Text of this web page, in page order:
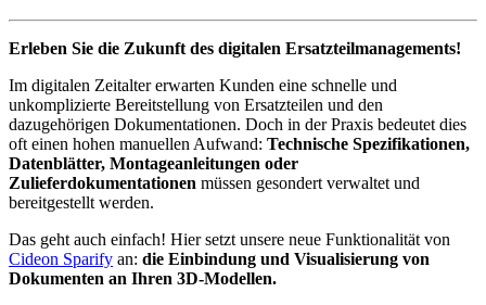
Erleben Sie die Zukunft des digitalen Ersatzteilmanagements!
Im digitalen Zeitalter erwarten Kunden eine schnelle und
unkomplizierte Bereitstellung von Ersatzteilen und den
dazugehörigen Dokumentationen. Doch in der Praxis bedeutet dies
oft einen hohen manuellen Aufwand: Technische Spezifikationen,
Datenblätter, Montageanleitungen oder
Zulieferdokumentationen müssen gesondert verwaltet und
bereitgestellt werden.
Das geht auch einfach! Hier setzt unsere neue Funktionalität von
Cideon Sparify an: die Einbindung und Visualisierung von
Dokumenten an Ihren 3D-Modellen.